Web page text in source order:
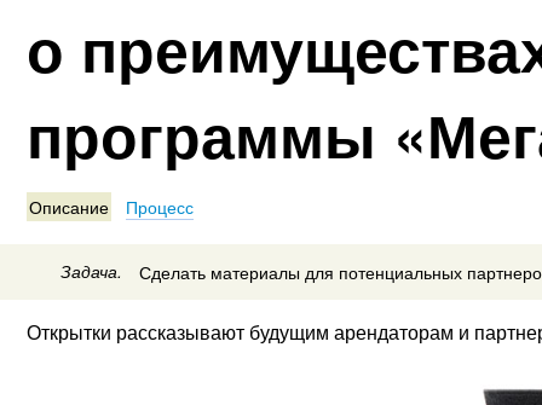
о
программы
Описание Процесс
Задача. Сделать материалы для потенциальных
Открытки рассказывают будущим арендаторам и